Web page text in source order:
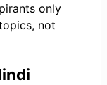
only
not